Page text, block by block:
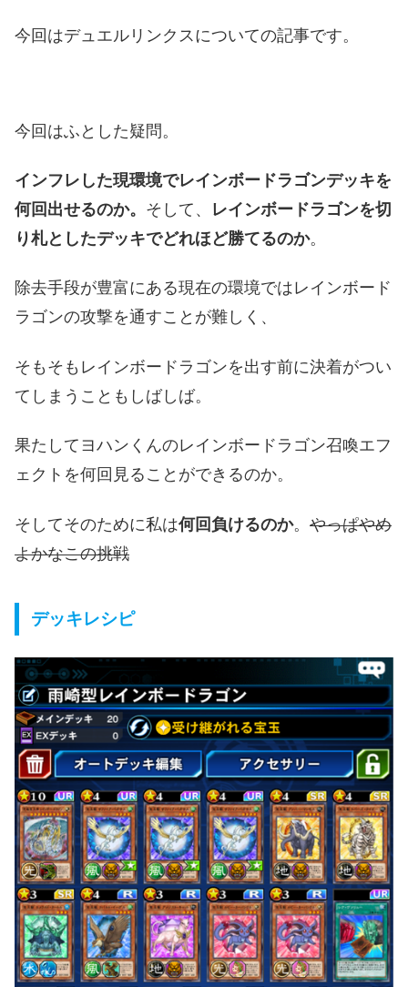
今回はデュエルリンクスについての記事です。
今回はふとした疑問。
インフレした現環境でレインボードラゴンデッキを
何回出せるのか。 そして、 レインボードラゴンを切
り札としたデッキでどれほど勝てるのか。
除去手段が豊富にある現在の環境ではレインボード
ラゴンの攻撃を通すことが難しく、
そもそもレインボードラゴンを出す前に決着がつい
てしまうこともしばしば。
果たしてヨハンくんのレインボードラゴン召喚エフ
ェクトを何回見ることができるのか。
そしてそのために私は何回負けるのか。 やっぱやめ
よかなこの挑戦
デッキレシピ